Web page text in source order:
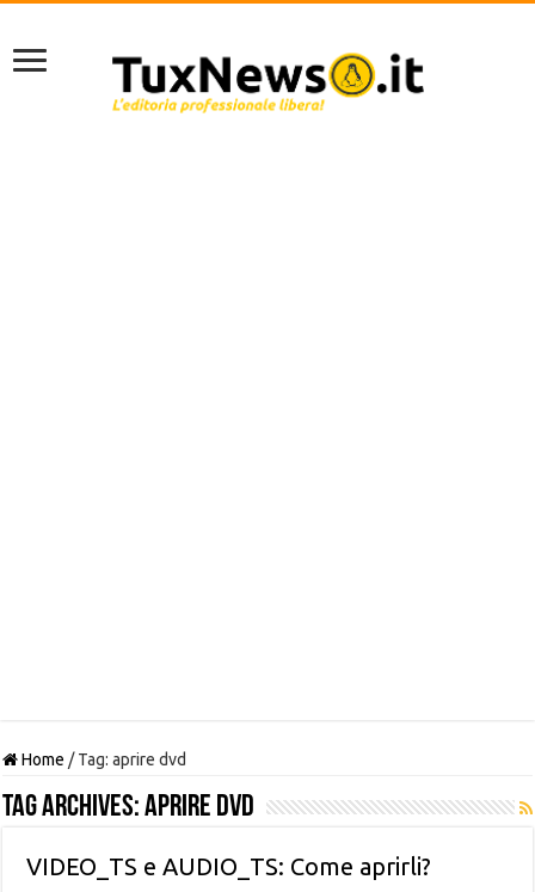
Home / Tag:aprire dvd
Tag Archives:aprire dvd
VIDEO_TS e AUDIO_TS: Come aprirli?